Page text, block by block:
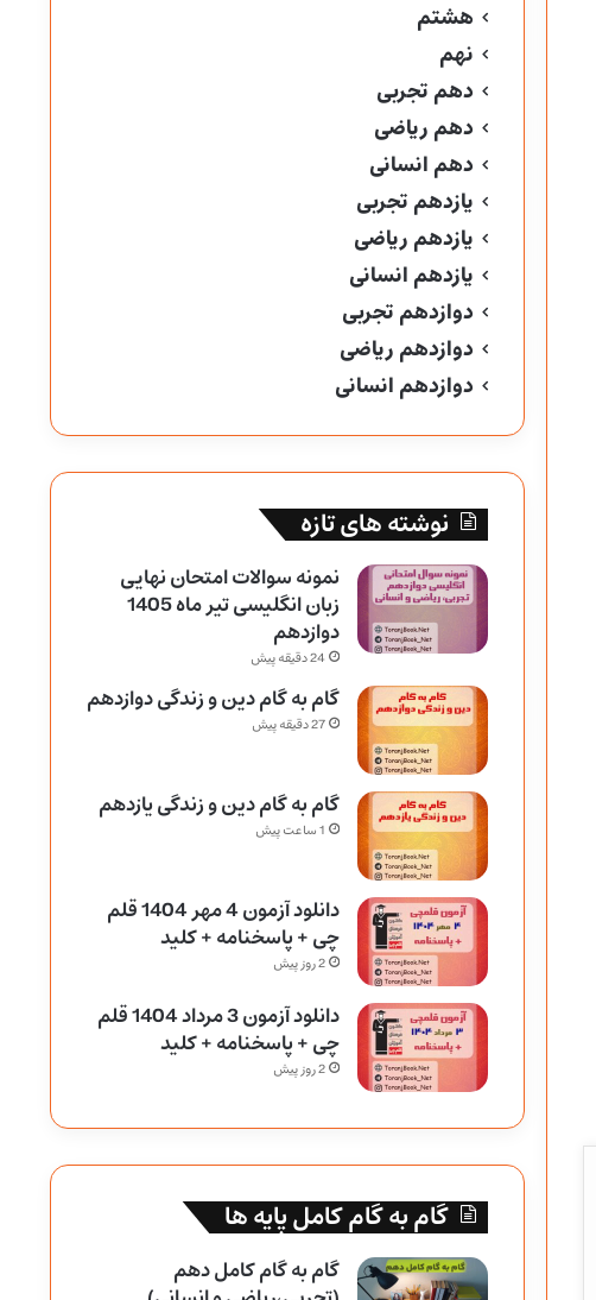
هشتم
نهم
دهم تجربی
دهم ریاضی
دهم انسانی
یازدهم تجربی
یازدهم ریاضی
یازدهم انسانی
دوازدهم تجربی
دوازدهم ریاضی
دوازدهم انسانی
نوشته های تازه
نمونه سوالات امتحان نهایی
زبان انگلیسی تیر ماه 1405
دوازدهم
24 دقیقه پیش
گام به گام دین و زندگی دوازدهم
27 دقیقه پیش
گام به گام دین و زندگی یازدهم
1 ساعت پیش
دانلود آزمون 4 مهر 1404 قلم
چی + پاسخنامه + کلید
2 روز پیش
دانلود آزمون 3 مرداد 1404 قلم
چی + پاسخنامه + کلید
2 روز پیش
گام به گام کامل پایه ها
گام به گام کامل دهم